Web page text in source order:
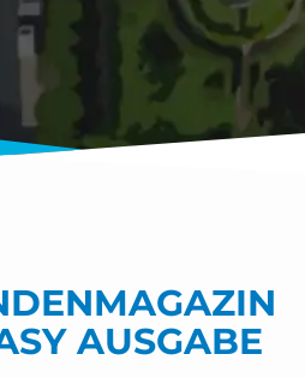
AUSGABE